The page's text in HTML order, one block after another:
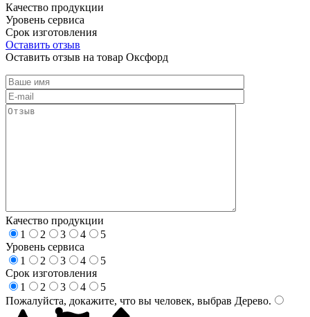
Качество продукции
Уровень сервиса
Срок изготовления
Оставить отзыв
Оставить отзыв на товар Оксфорд
Качество продукции
1
2 3 4
5
Уровень сервиса
1
2 3 4
5
Срок изготовления
1
2 3 4
5
Пожалуйста, докажите, что вы человек, выбрав Дерево.